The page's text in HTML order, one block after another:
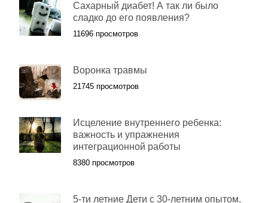
Сахарный диабет! А так ли было
сладко до его появления?
11696 просмотров
Воронка травмы
21745 просмотров
Исцеление внутреннего ребенка:
важность и упражнения
интеграционной работы
8380 просмотров
5-ти летние Дети с 30-летним опытом.